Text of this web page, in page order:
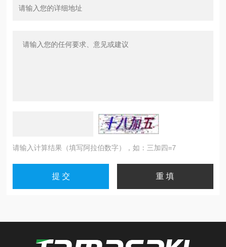
请输入计算结果（填写阿拉伯数字），如：三加四=7